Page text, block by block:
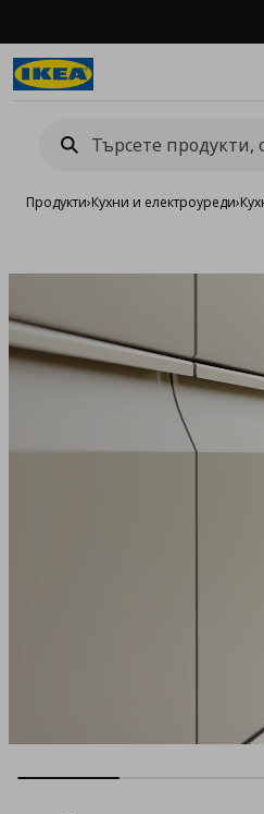
Продукти›Кухни и електроуреди›